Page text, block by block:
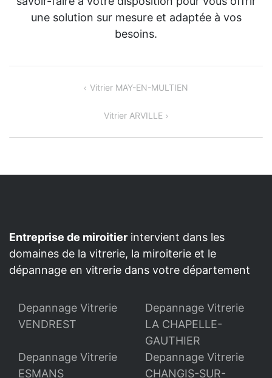
une solution sur mesure et adaptée à vos
besoins.
Navigation Vitrier MAY-EN-MULTIEN
Vitrier ARVILLE
Entreprise de miroitier intervient dans les
domaines de la vitrerie, la miroiterie et le
dépannage en vitrerie dans votre département
Depannage Vitrerie
VENDREST
Depannage Vitrerie
LA CHAPELLE-
GAUTHIER
Depannage Vitrerie
ESMANS
Depannage Vitrerie
CHANGIS-SUR-